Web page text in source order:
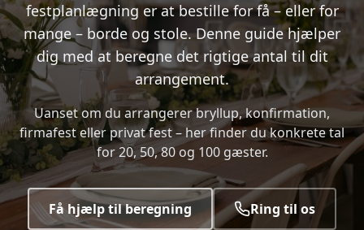
festplanlægning er at bestille for få – eller for
mange – borde og stole. Denne guide hjælper
dig med at beregne det rigtige antal til dit
arrangement.
Uanset om du arrangerer bryllup, konfirmation,
firmafest eller privat fest – her finder du konkrete tal
for 20, 50, 80 og 100 gæster.
Få hjælp til beregning Ring til os